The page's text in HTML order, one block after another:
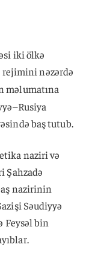
iki ölkə
rejimini nəzərdə
məlumatına
baş tutub.
naziri və
Şahzadə
nazirinin
Səudiyyə
Feysəl bin